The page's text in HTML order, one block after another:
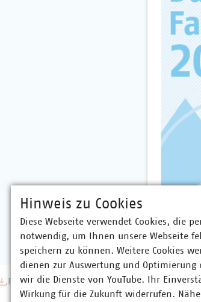
PDF Download
Hinweis zu Cookies
Diese Webseite verwendet Cookies, die
notwendig, um Ihnen unsere Webseite
speichern zu können. Weitere Cookies
dienen zur Auswertung und Optimierung
wir die Dienste von YouTube. Ihr
Wirkung für die Zukunft widerrufen.